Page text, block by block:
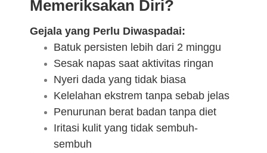
Memeriksakan Diri?
Gejala yang Perlu Diwaspadai:
Batuk persisten lebih dari 2 minggu
Sesak napas saat aktivitas ringan
Nyeri dada yang tidak biasa
Kelelahan ekstrem tanpa sebab jelas
Penurunan berat badan tanpa diet
Iritasi kulit yang tidak sembuh-
sembuh